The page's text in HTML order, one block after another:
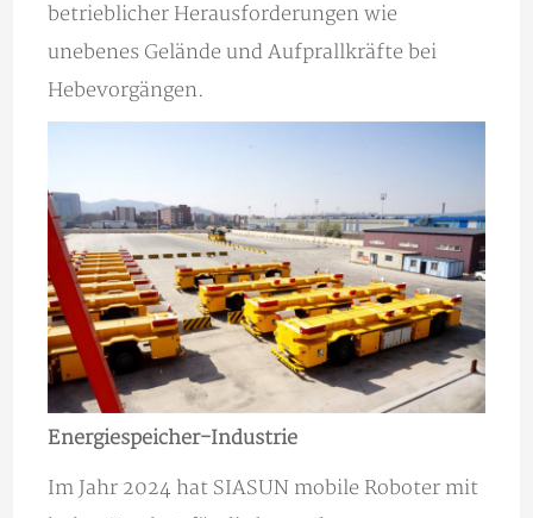
betrieblicher Herausforderungen wie
unebenes Gelände und Aufprallkräfte bei
Hebevorgängen.
Energiespeicher-Industrie
Im Jahr 2024 hat SIASUN mobile Roboter mit